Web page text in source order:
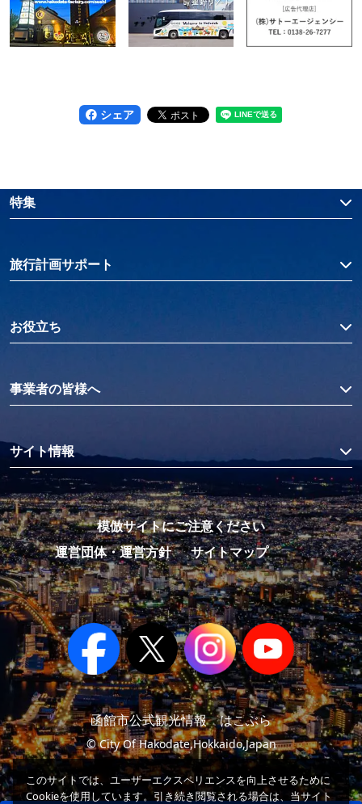
シェア
特集
旅行計画サポート
お役立ち
事業者の皆様へ
サイト情報
模倣サイトにご注意ください
運営団体・運営方針
サイトマップ
函館市公式観光情報 はこぶら
© City Of Hakodate,Hokkaido,Japan
このサイトでは、ユーザーエクスペリエンスを向上させるために
Cookieを使用しています。引き続き閲覧される場合は、当サイト